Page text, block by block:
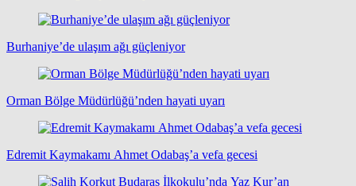
Burhaniye’de ulaşım ağı güçleniyor
Orman Bölge Müdürlüğü’nden hayati uyarı
Edremit Kaymakamı Ahmet Odabaş’a vefa gecesi